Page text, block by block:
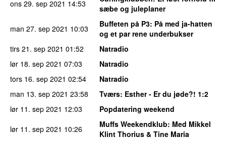
ons 29. sep 2021 14:53
sæbe og juleplaner
man 27. sep 2021 10:03 Buffeten på P3: På med ja-hatten
og et par rene underbukser
tirs 21. sep 2021 01:52
Natradio
lør 18. sep 2021 07:03
Natradio
tors 16. sep 2021 02:54
Natradio
man 13. sep 2021 23:58 Tværs: Esther - Er du jøde?! 1:2
lør 11. sep 2021 12:03
Popdatering weekend
lør 11. sep 2021 10:26 Muffs Weekendklub: Med Mikkel
Klint Thorius & Tine Maria